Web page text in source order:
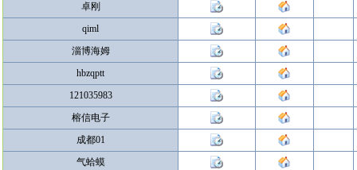
卓刚
qiml
淄博海姆
hbzqptt
121035983
榕信电子
成都01
气蛤蟆